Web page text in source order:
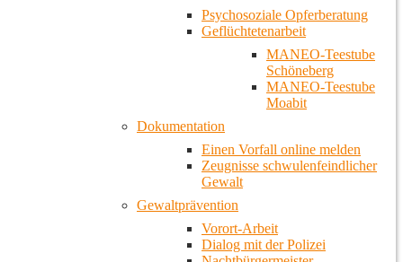
Psychosoziale Opferberatung
Geflüchtetenarbeit
MANEO-Teestube
Schöneberg
MANEO-Teestube
Moabit
Dokumentation
Einen Vorfall online melden
Zeugnisse schwulenfeindlicher
Gewalt
Gewaltprävention
Vorort-Arbeit
Dialog mit der Polizei